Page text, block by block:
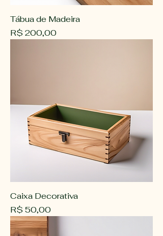
Tábua de Madeira
Preço
R$ 200,00
Caixa Decorativa
Preço
R$ 50,00